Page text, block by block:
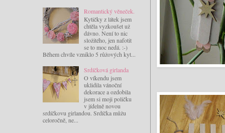
Romantický věneček.
Kytičky z látek jsem
chtěla vyzkoušet už
dávno. Není to nic
složitého, jen nafotit
se to moc nedá. :-)
Během chvíle vzniklo 5 růžových kyt...
Srdíčková girlanda
O víkendu jsem
uklidila vánoční
dekorace a ozdobila
jsem si moji poličku
v jídelně novou
srdíčkovu girlandou. Srdíčka můžu
celoročně, ne...